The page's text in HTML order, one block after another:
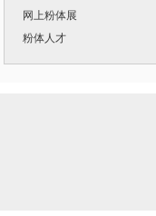
网上粉体展
粉体人才